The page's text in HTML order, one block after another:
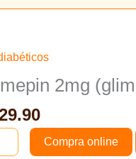
2mg
Compra online